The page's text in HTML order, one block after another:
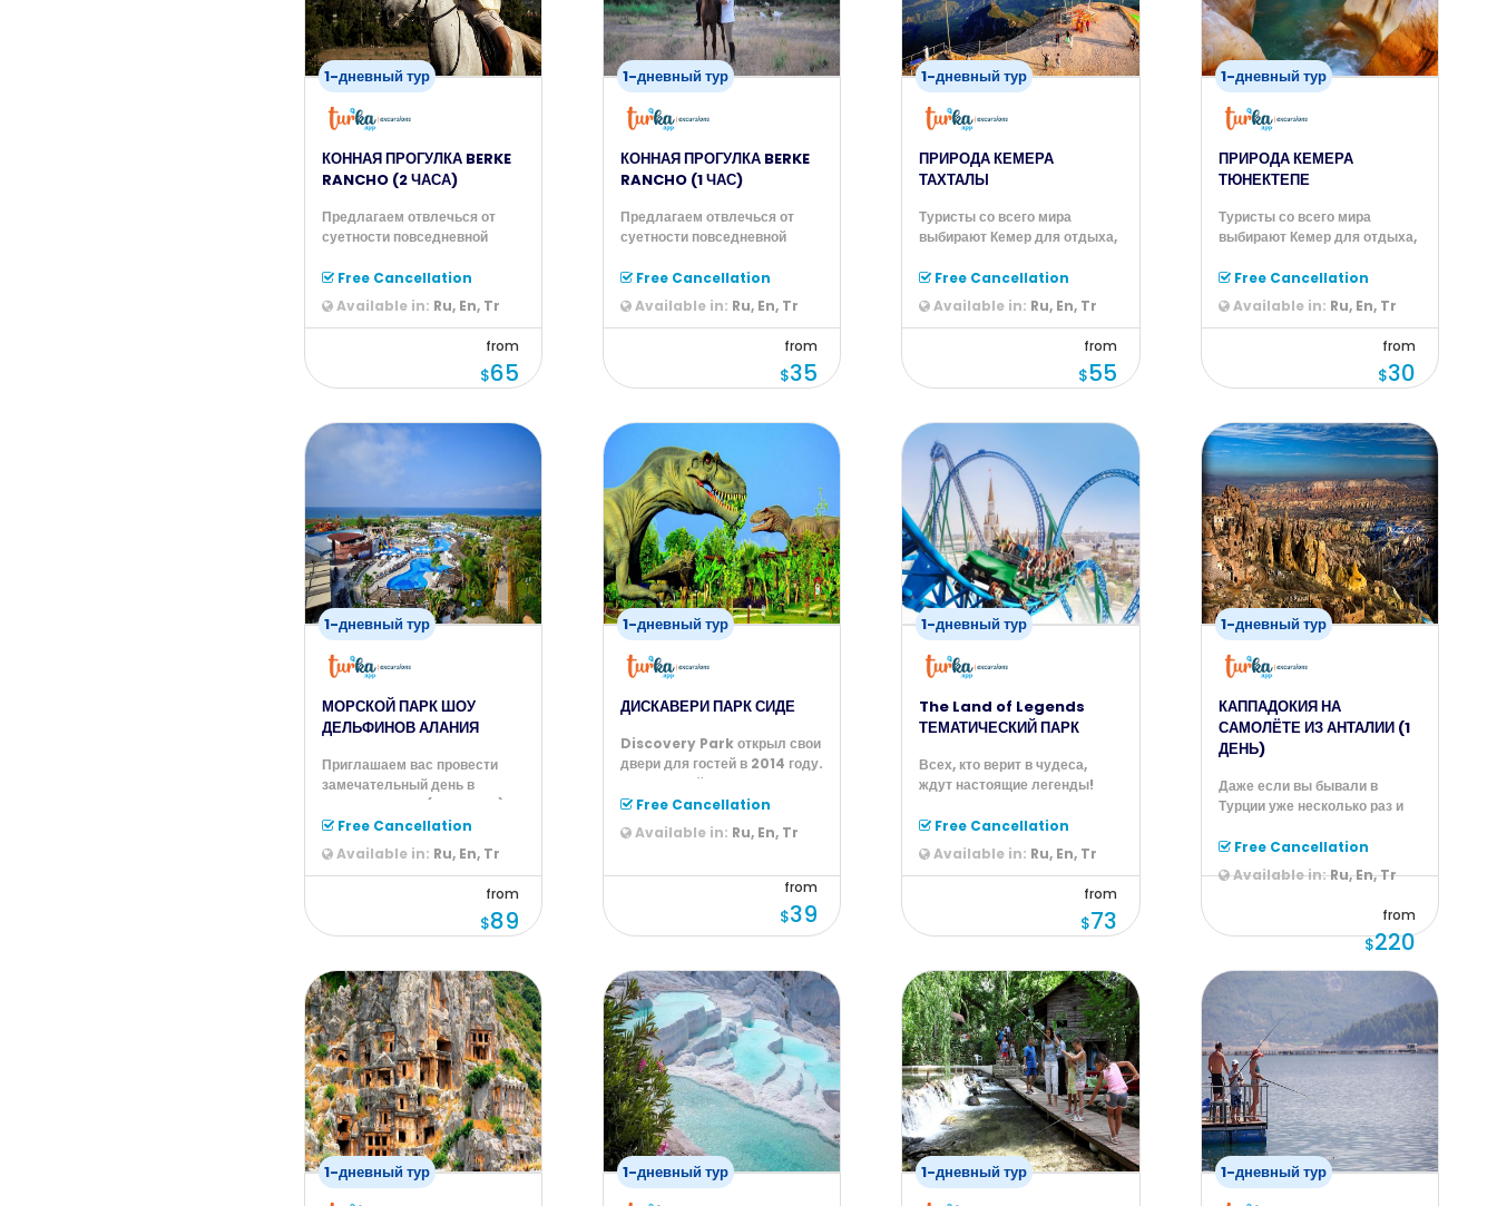
1-дневный тур
КОННАЯ ПРОГУЛКА BERKE
RANCHO (2 ЧАСА)
Предлагаем отвлечься от
суетности повседневной
на ран
Free Cancellation
Available in: Ru, En, Tr
from
$65
1-дневный тур
КОННАЯ ПРОГУЛКА BERKE
RANCHO (1 ЧАС)
Предлагаем отвлечься от
суетности повседневной
на ран
Free Cancellation
Available in: Ru, En, Tr
from
$35
1-дневный тур
ПРИРОДА КЕМЕРА
ТАХТАЛЫ
Туристы со всего мира
выбирают Кемер для отдыха,
бирюзовую
Free Cancellation
Available in: Ru, En, Tr
from
$55
1-дневный тур
ПРИРОДА КЕМЕРА
ТЮНЕКТЕПЕ
Туристы со всего мира
выбирают Кемер для отдыха,
бирюзовую
Free Cancellation
Available in: Ru, En, Tr
from
$30
1-дневный тур
МОРСКОЙ ПАРК ШОУ
ДЕЛЬФИНОВ АЛАНИЯ
Приглашаем вас провести
замечательный день в
Морском парке (Sea Park).
Парк попу
Free Cancellation
Available in: Ru, En, Tr
from
$89
1-дневный тур
ДИСКАВЕРИ ПАРК СИДЕ
Discovery Park открыл свои
двери для гостей в 2014 году.
На огромной площади рас
Free Cancellation
Available in: Ru, En, Tr
from
$39
1-дневный тур
The Land of Legends
ТЕМАТИЧЕСКИЙ ПАРК
Всех, кто верит в чудеса,
ждут настоящие легенды!
положите
Free Cancellation
Available in: Ru, En, Tr
from
$73
1-дневный тур
КАППАДОКИЯ НА
САМОЛЁТЕ ИЗ АНТАЛИИ (1
ДЕНЬ)
Даже если вы бывали в
Турции уже несколько раз и
основными
Free Cancellation
Available in:Ru, En, Tr
from
$220
1-дневный тур 1-дневный тур 1-дневный тур 1-дневный тур